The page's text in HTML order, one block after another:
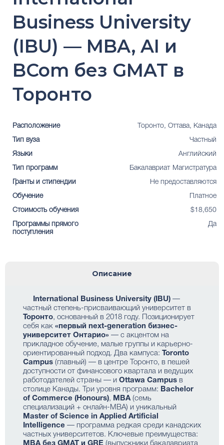
Business University
(IBU) — MBA, AI и
BCom без GMAT в
Торонто
Расположение Торонто, Оттава, Канада
Тип вуза Частный
Языки Английский
Тип программ Бакалавриат Магистратура
Гранты и стипендии Не предоставляются
Обучение Платное
Стоимость обучения $18,650
Программы прямого
поступления
Да
Описание
International Business University (IBU) —
частный степень-присваивающий университет в
Торонто, основанный в 2018 году. Позиционирует
себя как «первый next-generation бизнес-
университет Онтарио» — с акцентом на
прикладное обучение, малые группы и карьерно-
ориентированный подход. Два кампуса:
Toronto
Campus (главный) — в центре Торонто, в пешей
доступности от финансового квартала и ведущих
работодателей страны — и Ottawa Campus в
столице Канады. Три уровня программ: Bachelor
of Commerce (Honours), MBA(семь
специализаций + онлайн-MBA) и уникальный
Master of Science in Applied Artificial
Intelligence — программа редкая среди канадских
частных университетов. Ключевые преимущества: